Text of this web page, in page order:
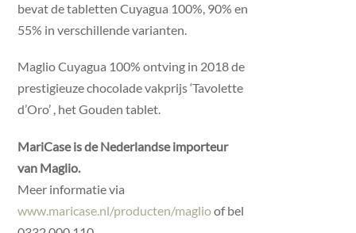
bevat de tabletten Cuyagua 100%, 90% en
55% in verschillende varianten.
Maglio Cuyagua 100% ontving in 2018 de
prestigieuze chocolade vakprijs ‘Tavolette
d’Oro’ , het Gouden tablet.
MariCase is de Nederlandse importeur
van Maglio.
Meer informatie via
www.maricase.nl/producten/maglioof bel